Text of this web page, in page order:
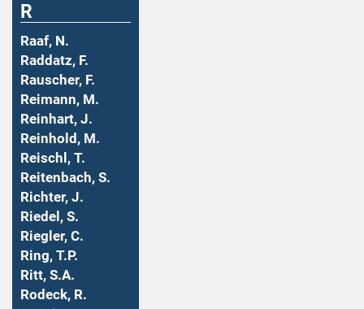
R
Raaf, N.
Raddatz, F.
Rauscher, F.
Reimann, M.
Reinhart, J.
Reinhold, M.
Reischl, T.
Reitenbach, S.
Richter, J.
Riedel, S.
Riegler, C.
Ring, T.P.
Ritt, S.A.
Rodeck, R.